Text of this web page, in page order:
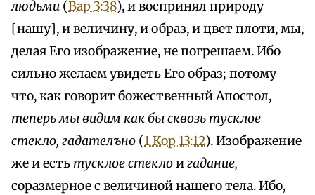
людьми (Вар 3:38), и воспринял природу
[нашу], и величину, и образ, и цвет плоти, мы,
делая Его изображение, не погрешаем. Ибо
сильно желаем увидеть Его образ; потому
что, как говорит божественный Апостол,
теперь мы видим как бы сквозь тусклое
стекло, гадателъно (1 Кор 13:12). Изображение
же и есть тусклое стеклоигадание,
соразмерное с величиной нашего тела. Ибо,